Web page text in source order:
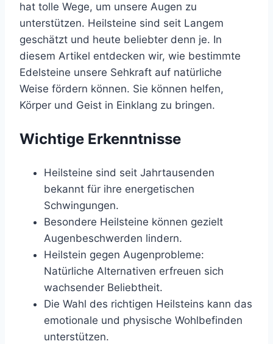
hat tolle Wege, um unsere Augen zu
unterstützen. Heilsteine sind seit Langem
geschätzt und heute beliebter denn je. In
diesem Artikel entdecken wir, wie bestimmte
Edelsteine unsere Sehkraft auf natürliche
Weise fördern können. Sie können helfen,
Körper und Geist in Einklang zu bringen.
Wichtige Erkenntnisse
Heilsteine sind seit Jahrtausenden
bekannt für ihre energetischen
Schwingungen.
Besondere Heilsteine können gezielt
Augenbeschwerden lindern.
Heilstein gegen Augenprobleme:
Natürliche Alternativen erfreuen sich
wachsender Beliebtheit.
Die Wahl des richtigen Heilsteins kann das
emotionale und physische Wohlbefinden
unterstützen.